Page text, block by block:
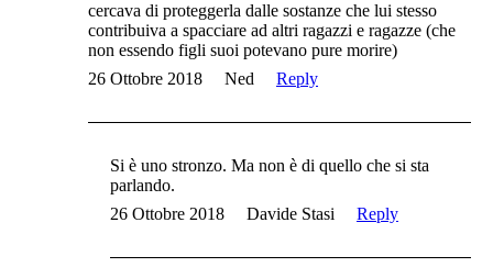
cercava di proteggerla dalle sostanze che lui stesso
contribuiva a spacciare ad altri ragazzi e ragazze (che
non essendo figli suoi potevano pure morire)
26 Ottobre 2018
Ned Reply
Si è uno stronzo. Ma non è di quello che si sta
parlando.
26 Ottobre 2018
Davide Stasi Reply